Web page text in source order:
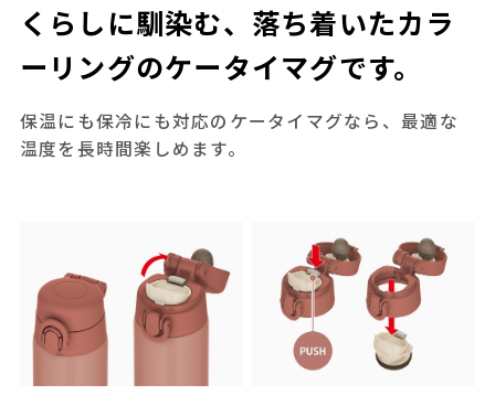
くらしに馴染む、落ち着いたカラ
ーリングのケータイマグです。
保温にも保冷にも対応のケータイマグなら、最適な
温度を長時間楽しめます。